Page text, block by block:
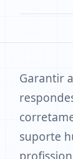
Garantir
suporte